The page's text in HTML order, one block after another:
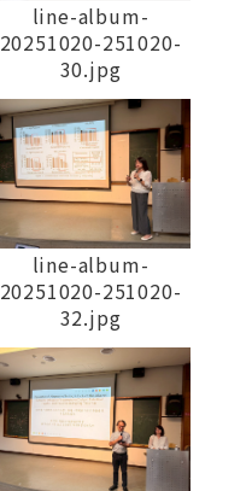
line-album-
20251020-251020-
30.jpg
line-album-
20251020-251020-
32.jpg